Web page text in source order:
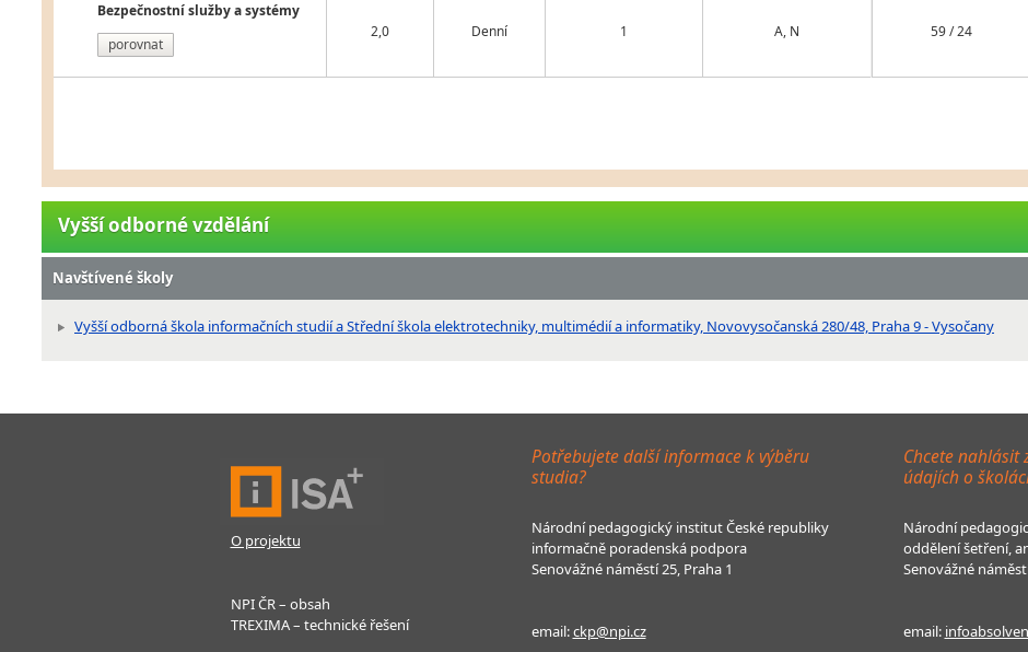
Bezpečnostní služby a systémy
porovnat
2,0 Denní 1 A, N 59 / 24
Vyšší odborné vzdělání
Navštívené školy
Vyšší odborná škola informačních studií a Střední škola elektrotechniky, multimédií a informatiky, Novovysočanská 280/48, Praha 9 - Vysočany
O projektu
NPI ČR – obsah
TREXIMA – technické řešení
Potřebujete další informace k výběru
studia?
Národní pedagogický institut České republiky
informačně poradenská podpora
Senovážné náměstí 25, Praha 1
email:ckp@npi.cz
Chcete nahlásit
údajích o
Národní
oddělení šetření,
Senovážné
email: